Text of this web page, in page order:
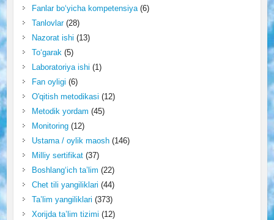
Fanlar bo‘yicha kompetensiya(6)
Tanlovlar(28)
Nazorat ishi (13)
To‘garak(5)
Laboratoriya ishi (1)
Fan oyligi (6)
O'qitish metodikasi (12)
Metodik yordam (45)
Monitoring(12)
Ustama / oylik maosh(146)
Milliy sertifikat(37)
Boshlang‘ich ta’lim (22)
Chet tili yangiliklari (44)
Ta’lim yangiliklari (373)
Xorijda ta’lim tizimi (12)